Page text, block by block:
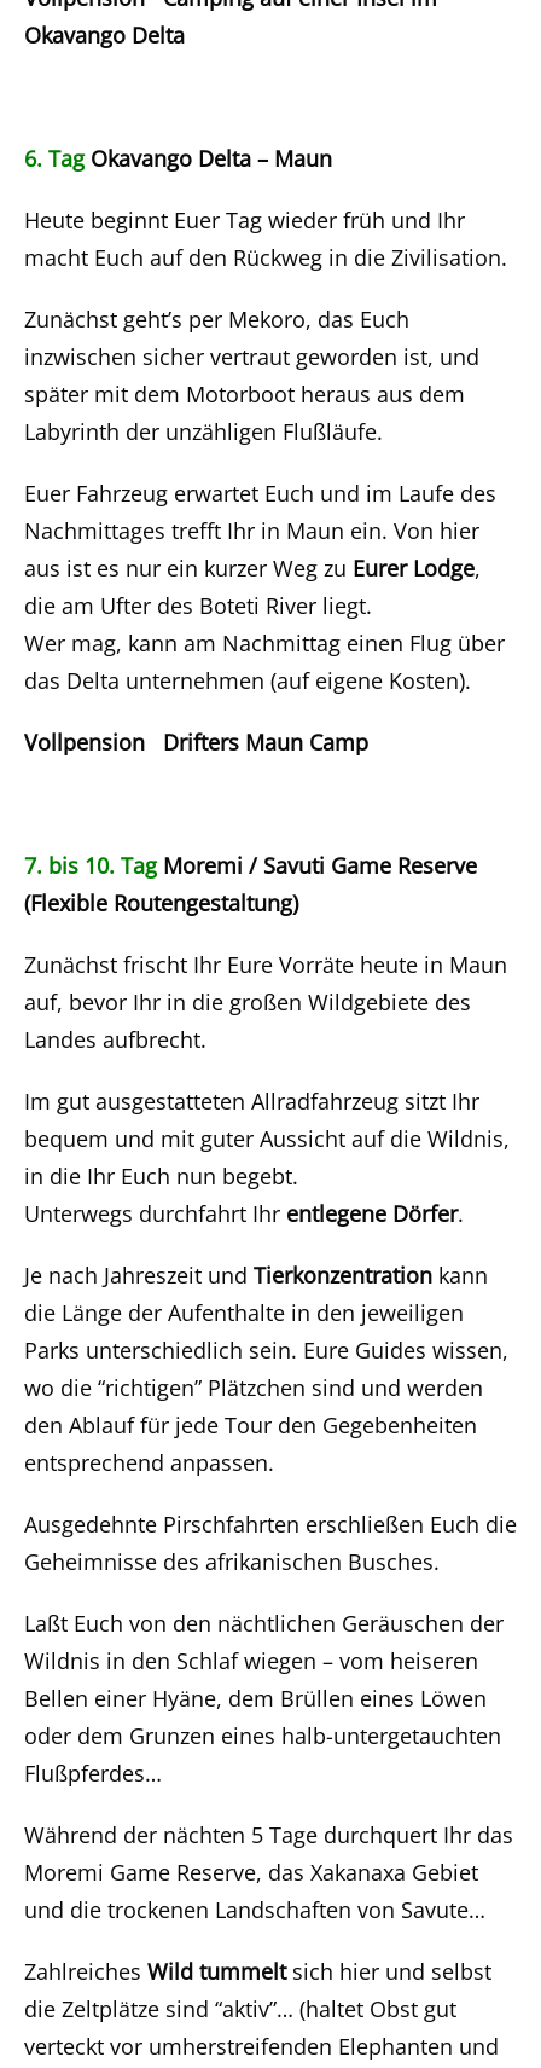
Okavango Delta
6. Tag Okavango Delta – Maun
Heute beginnt Euer Tag wieder früh und Ihr
macht Euch auf den Rückweg in die Zivilisation.
Zunächst geht’s per Mekoro, das Euch
inzwischen sicher vertraut geworden ist, und
später mit dem Motorboot heraus aus dem
Labyrinth der unzähligen Flußläufe.
Euer Fahrzeug erwartet Euch und im Laufe des
Nachmittages trefft Ihr in Maun ein. Von hier
aus ist es nur ein kurzer Weg zu Eurer Lodge,
die am Ufter des Boteti River liegt.
Wer mag, kann am Nachmittag einen Flug über
das Delta unternehmen (auf eigene Kosten).
Vollpension Drifters Maun Camp
7. bis 10. Tag Moremi / Savuti Game Reserve
(Flexible Routengestaltung)
Zunächst frischt Ihr Eure Vorräte heute in Maun
auf, bevor Ihr in die großen Wildgebiete des
Landes aufbrecht.
Im gut ausgestatteten Allradfahrzeug sitzt Ihr
bequem und mit guter Aussicht auf die Wildnis,
in die Ihr Euch nun begebt.
Unterwegs durchfahrt Ihr entlegene Dörfer.
Je nach Jahreszeit und Tierkonzentration kann
die Länge der Aufenthalte in den jeweiligen
Parks unterschiedlich sein. Eure Guides wissen,
wo die “richtigen” Plätzchen sind und werden
den Ablauf für jede Tour den Gegebenheiten
entsprechend anpassen.
Ausgedehnte Pirschfahrten erschließen Euch die
Geheimnisse des afrikanischen Busches.
Laßt Euch von den nächtlichen Geräuschen der
Wildnis in den Schlaf wiegen – vom heiseren
Bellen einer Hyäne, dem Brüllen eines Löwen
oder dem Grunzen eines halb-untergetauchten
Flußpferdes…
Während der nächten 5 Tage durchquert Ihr das
Moremi Game Reserve, das Xakanaxa Gebiet
und die trockenen Landschaften von Savute…
Zahlreiches Wild tummeltsich hier und selbst
die Zeltplätze sind “aktiv”… (haltet Obst gut
verteckt vor umherstreifenden Elephanten und